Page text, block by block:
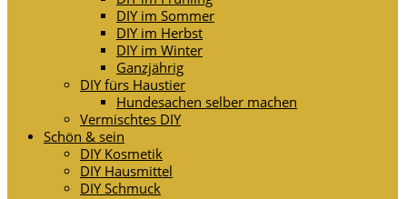
DIY im Sommer
DIY im Herbst
DIY im Winter
Ganzjährig
DIY fürs Haustier
Hundesachen selber machen
Vermischtes DIY
Schön & sein
DIY Kosmetik
DIY Hausmittel
DIY Schmuck